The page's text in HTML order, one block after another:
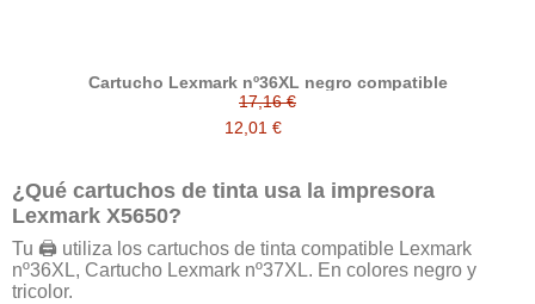
Cartucho Lexmark nº36XL negro compatible
17,16 €
12,01 €
¿Qué cartuchos de tinta usa la impresora
Lexmark X5650?
Tu 🖨️ utiliza los cartuchos de tinta compatible Lexmark
nº36XL, Cartucho Lexmark nº37XL. En colores negro y
tricolor.